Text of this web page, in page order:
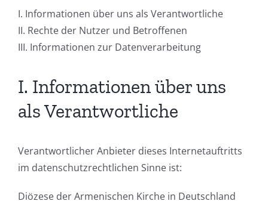
I. Informationen über uns als Verantwortliche
II. Rechte der Nutzer und Betroffenen
III. Informationen zur Datenverarbeitung
I. Informationen über uns
als Verantwortliche
Verantwortlicher Anbieter dieses Internetauftritts
im datenschutzrechtlichen Sinne ist:
Diözese der Armenischen Kirche in Deutschland